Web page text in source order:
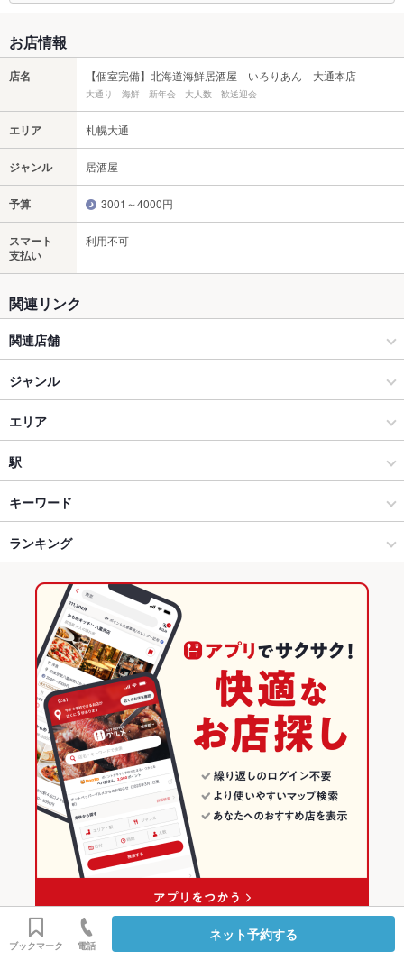
お店情報
店名 【個室完備】北海道海鮮居酒屋 いろりあん 大通本店
大通り 海鮮 新年会 大人数 歓送迎会
エリア 札幌大通
ジャンル 居酒屋
予算 3001～4000円
スマート
支払い
利用不可
関連リンク
関連店舗
【個室完備】北海道海鮮居酒屋 いろりあん 時計台店
ジャンル
居酒屋
海鮮
札幌（札幌駅・大通） × 居酒屋
札幌（札幌駅・大通） × 海鮮
大通駅 × 居酒屋
大通駅 × 海鮮
和食全般
札幌（札幌駅・大通） × 和食
札幌（札幌駅・大通） × 和食全般
大通駅 × 和食
大通駅 × 和食全般
エリア
札幌大通
札幌大通 × 居酒屋
札幌大通 × 海鮮
札幌大通 × 和食
札幌大通 × 和食全般
北海道
北海道 × 居酒屋
北海道 × 海鮮
北海道 × 和食
北海道 × 和食全般
駅
大通駅
キーワード
からあげ
ウインナー 海鮮丼 なめろう
ジンギスカン フレンチトースト
ランキング
北海道のグルメランキング
北海道の居酒屋ランキング
北海道の海鮮ランキング
札幌（札幌駅・大通）のグルメランキング
札幌（札幌駅・大通）の居酒屋ランキング
札幌（札幌駅・大通）の海鮮ランキング
札幌大通のグルメランキング
札幌大通の居酒屋ランキング
札幌大通の海鮮ランキング
北海道 札幌（札幌駅・大通） 札幌大通 お店TOP 料理
ブックマーク 電話
ネット予約する